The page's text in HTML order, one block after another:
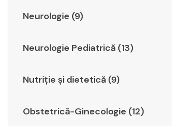
Neurologie (9)
Neurologie Pediatrică (13)
Nutriție și dietetică (9)
Obstetrică-Ginecologie (12)